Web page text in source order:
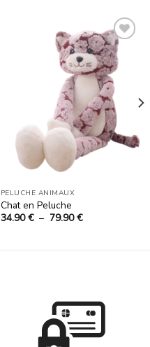
Ajouter
à la
liste
d’envies
PELUCHE ANIMAUX
Chat en Peluche
34.90€ – 79.90€Plage